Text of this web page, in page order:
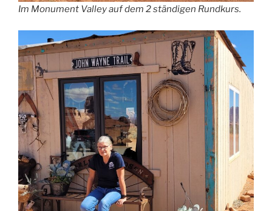
Im Monument Valley auf dem 2 ständigen Rundkurs.